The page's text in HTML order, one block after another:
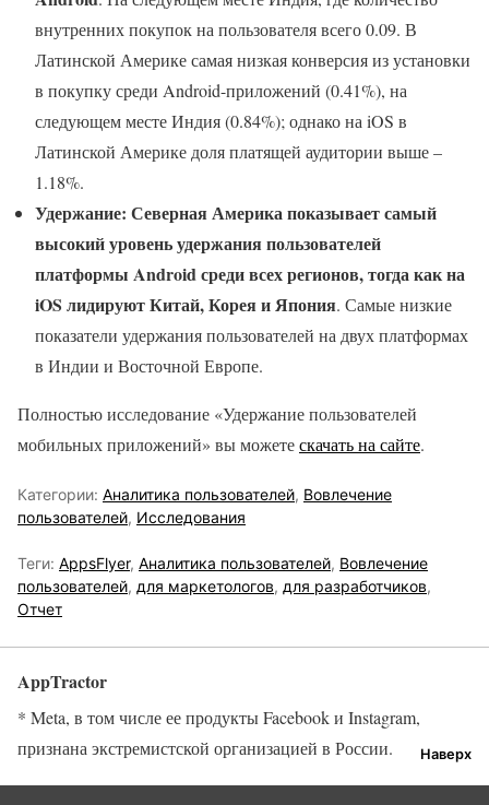
внутренних покупок на пользователя всего 0.09. В
Латинской Америке самая низкая конверсия из установки
в покупку среди Android-приложений (0.41%), на
следующем месте Индия (0.84%); однако на iOS в
Латинской Америке доля платящей аудитории выше –
1.18%.
Удержание: Северная Америка показывает самый
высокий уровень удержания пользователей
платформы Android среди всех регионов, тогда как на
iOS лидируют Китай, Корея и Япония. Самые низкие
показатели удержания пользователей на двух платформах
в Индии и Восточной Европе.
Полностью исследование «Удержание пользователей
мобильных приложений» вы можетескачать на сайте.
Категории: Аналитика пользователей, Вовлечение
пользователей, Исследования
Теги: AppsFlyer, Аналитика пользователей, Вовлечение
пользователей, для маркетологов, для разработчиков,
Отчет
AppTractor
Наверх
* Meta, в том числе ее продукты Facebook и Instagram,
признана экстремистской организацией в России.